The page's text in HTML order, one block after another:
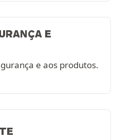
E
e aos produtos.